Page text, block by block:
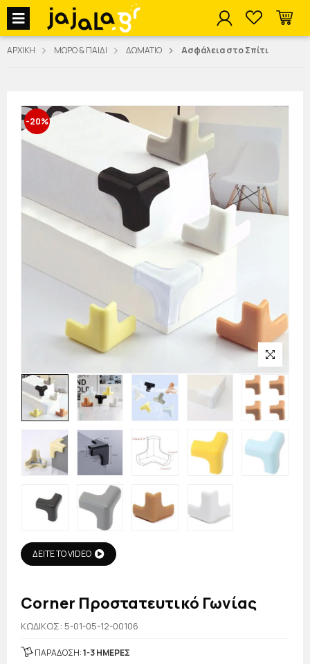
jajala Menu
ΑΡΧΙΚΗ ΜΩΡΟ & ΠΑΙΔΙ ΔΩΜΑΤΙΟ Ασφάλεια στο Σπίτι
-20%
ΔΕΙΤΕ ΤΟ VIDEO
Corner Προστατευτικό Γωνίας
KΩΔΙΚΟΣ: 5-01-05-12-00106
ΠΑΡΑΔΟΣΗ:1-3 ΗΜΕΡΕΣ